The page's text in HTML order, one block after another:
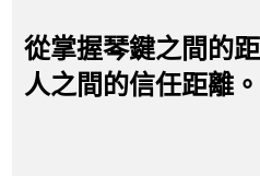
從掌握琴鍵之間的
人之間的信任距離。